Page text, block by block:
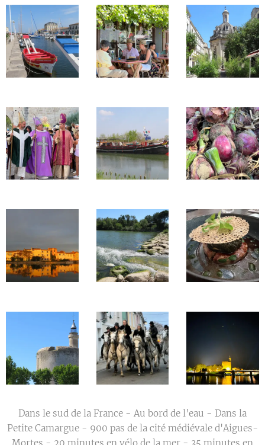
Dans le sud de la France - Au bord de l'eau - Dans la
Petite Camargue - 900 pas de la cité médiévale d'Aigues-